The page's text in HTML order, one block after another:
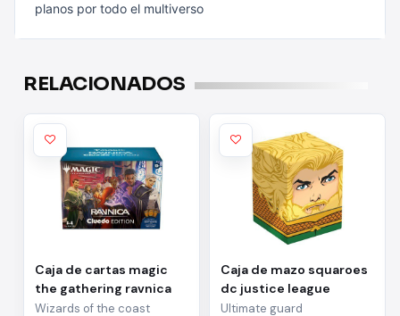
planos por todo el multiverso
RELACIONADOS
Caja de cartas magic
the gathering ravnica
cluedo edition inglés
Wizards of the coast
Caja de mazo squaroes
dc justice league
aquaman
Ultimate guard